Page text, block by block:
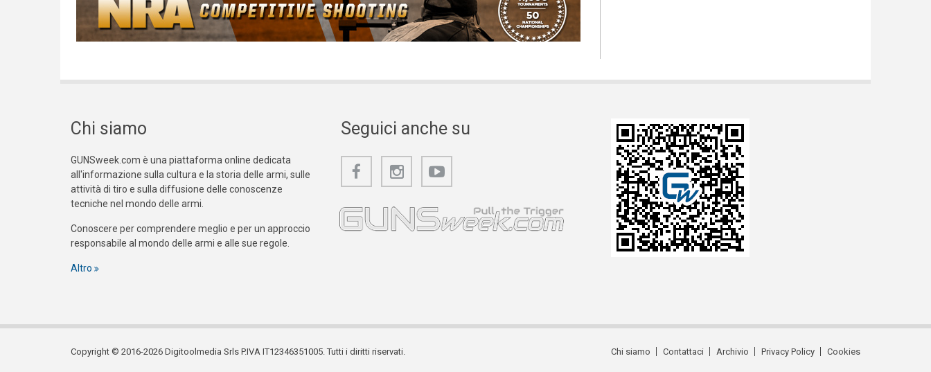
Chi siamo
GUNSweek.com è una piattaforma online dedicata
all'informazione sulla cultura e la storia delle armi, sulle
attività di tiro e sulla diffusione delle conoscenze
tecniche nel mondo delle armi.
Conoscere per comprendere meglio e per un approccio
responsabile al mondo delle armi e alle sue regole.
Altro
Seguici anche su
Copyright © 2016-2026 Digitoolmedia Srls P.IVA IT12346351005. Tutti i diritti riservati. Chi siamo Contattaci Archivio Privacy Policy Cookies